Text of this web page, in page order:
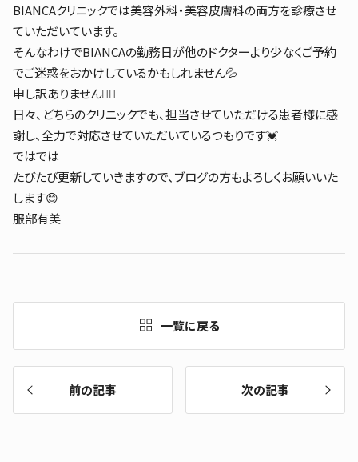
BIANCAクリニックでは美容外科・美容皮膚科の両方を診療させ
ていただいています。
そんなわけでBIANCAの勤務日が他のドクターより少なくご予約
でご迷惑をおかけしているかもしれません💦
申し訳ありません🙇‍♀️
日々、どちらのクリニックでも、担当させていただける患者様に感
謝し、全力で対応させていただいているつもりです💓
ではでは
たびたび更新していきますので、ブログの方もよろしくお願いいた
します😊
服部有美
前の記事
一覧に戻る
次の記事